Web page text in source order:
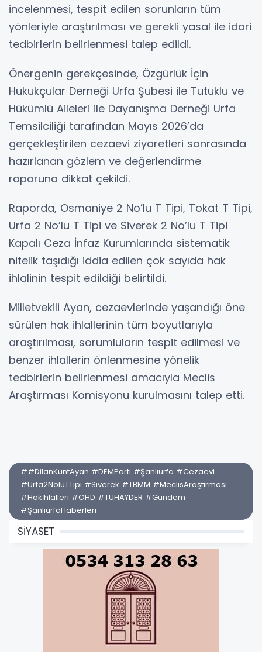
incelenmesi, tespit edilen sorunların tüm
yönleriyle araştırılması ve gerekli yasal ile idari
tedbirlerin belirlenmesi talep edildi.
Önergenin gerekçesinde, Özgürlük İçin
Hukukçular Derneği Urfa Şubesi ile Tutuklu ve
Hükümlü Aileleri ile Dayanışma Derneği Urfa
Temsilciliği tarafından Mayıs 2026’da
gerçekleştirilen cezaevi ziyaretleri sonrasında
hazırlanan gözlem ve değerlendirme
raporuna dikkat çekildi.
Raporda, Osmaniye 2 No’lu T Tipi, Tokat T Tipi,
Urfa 2 No’lu T Tipi ve Siverek 2 No’lu T Tipi
Kapalı Ceza İnfaz Kurumlarında sistematik
nitelik taşıdığı iddia edilen çok sayıda hak
ihlalinin tespit edildiği belirtildi.
Milletvekili Ayan, cezaevlerinde yaşandığı öne
sürülen hak ihlallerinin tüm boyutlarıyla
araştırılması, sorumluların tespit edilmesi ve
benzer ihlallerin önlenmesine yönelik
tedbirlerin belirlenmesi amacıyla Meclis
Araştırması Komisyonu kurulmasını talep etti.
##DilanKuntAyan #DEMParti #Şanlıurfa #Cezaevi
#Urfa2NoluTTipi #Siverek #TBMM #MeclisAraştırması
#Hakİhlalleri #ÖHD #TUHAYDER #Gündem
#ŞanlıurfaHaberleri
SİYASET